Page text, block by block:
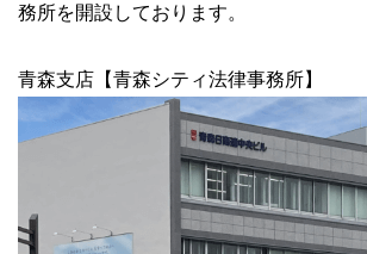
務所を開設しております。
青森支店【青森シティ法律事務所】